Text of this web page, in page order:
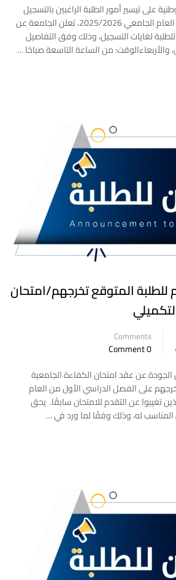
على تيسير أمور الطلبة الراغبين بالتسجيل
للفصل الدراسي الثاني من العام الجامعي 2025/2026، تعلن الجامعة عن
لغايات التسجيل، وذلك وفق التفاصيل
والأربعاءالوقت: من الساعة التاسعة صباحًا …
للطلبة المتوقع تخرجهم/امتحان
Comments
0 Comment
عن عقد امتحان الكفاءة الجامعية
على الفصل الدراسي الأول من العام
2025/2026، والذين تغيبوا عن التقدم للامتحان سابقًا. يحق
المناسب له، وذلك وفقًا لما ورد في …